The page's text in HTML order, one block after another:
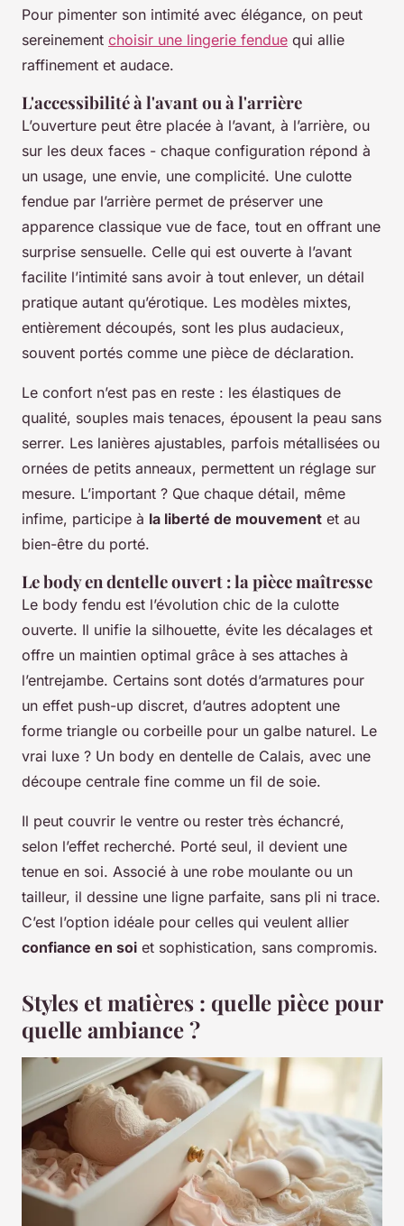
Pour pimenter son intimité avec élégance, on peut
sereinement choisir une lingerie fendue qui allie
raffinement et audace.
L'accessibilité à l'avant ou à l'arrière
L’ouverture peut être placée à l’avant, à l’arrière, ou
sur les deux faces - chaque configuration répond à
un usage, une envie, une complicité. Une culotte
fendue par l’arrière permet de préserver une
apparence classique vue de face, tout en offrant une
surprise sensuelle. Celle qui est ouverte à l’avant
facilite l’intimité sans avoir à tout enlever, un détail
pratique autant qu’érotique. Les modèles mixtes,
entièrement découpés, sont les plus audacieux,
souvent portés comme une pièce de déclaration.
Le confort n’est pas en reste : les élastiques de
qualité, souples mais tenaces, épousent la peau sans
serrer. Les lanières ajustables, parfois métallisées ou
ornées de petits anneaux, permettent un réglage sur
mesure. L’important ? Que chaque détail, même
infime, participe à la liberté de mouvement et au
bien-être du porté.
Le body en dentelle ouvert : la pièce maîtresse
Le body fendu est l’évolution chic de la culotte
ouverte. Il unifie la silhouette, évite les décalages et
offre un maintien optimal grâce à ses attaches à
l’entrejambe. Certains sont dotés d’armatures pour
un effet push-up discret, d’autres adoptent une
forme triangle ou corbeille pour un galbe naturel. Le
vrai luxe ? Un body en dentelle de Calais, avec une
découpe centrale fine comme un fil de soie.
Il peut couvrir le ventre ou rester très échancré,
selon l’effet recherché. Porté seul, il devient une
tenue en soi. Associé à une robe moulante ou un
tailleur, il dessine une ligne parfaite, sans pli ni trace.
C’est l’option idéale pour celles qui veulent allier
confiance en soi et sophistication, sans compromis.
Styles et matières : quelle pièce pour
quelle ambiance ?